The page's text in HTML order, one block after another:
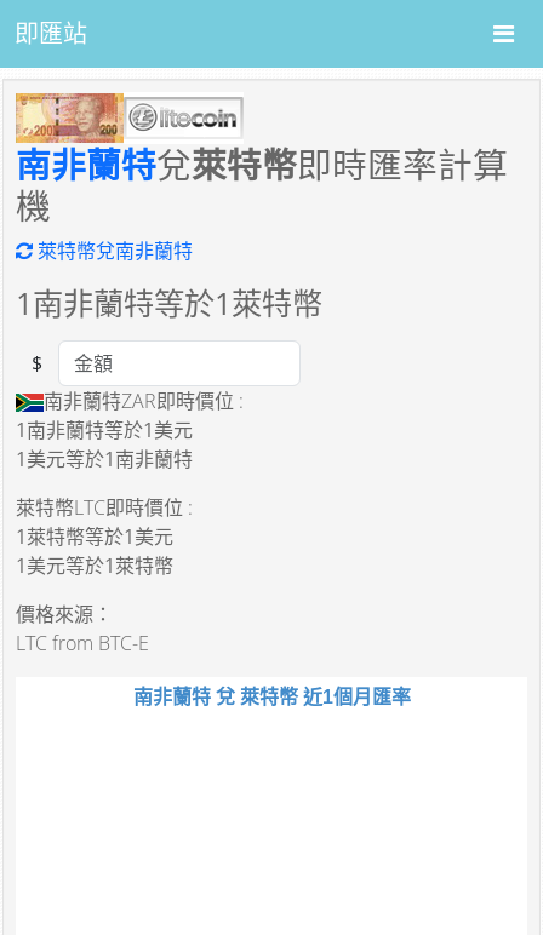
即匯站
南非蘭特兌萊特幣即時匯率計算
機
萊特幣兌南非蘭特
1南非蘭特等於1萊特幣
Amount
$
南非蘭特ZAR即時價位 :
1南非蘭特等於1美元
1美元等於1南非蘭特
萊特幣LTC即時價位 :
1萊特幣等於1美元
1美元等於1萊特幣
價格來源：
LTC from BTC-E
南非蘭特 兌 萊特幣 近1個月匯率